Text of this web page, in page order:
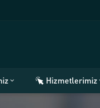
Hizmetlerimiz